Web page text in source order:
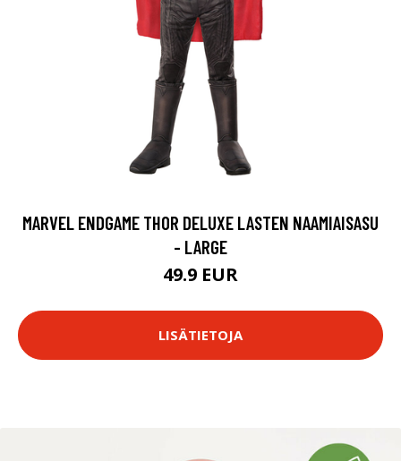
MARVEL ENDGAME THOR DELUXE LASTEN NAAMIAISASU
- LARGE
49.9 EUR
LISÄTIETOJA